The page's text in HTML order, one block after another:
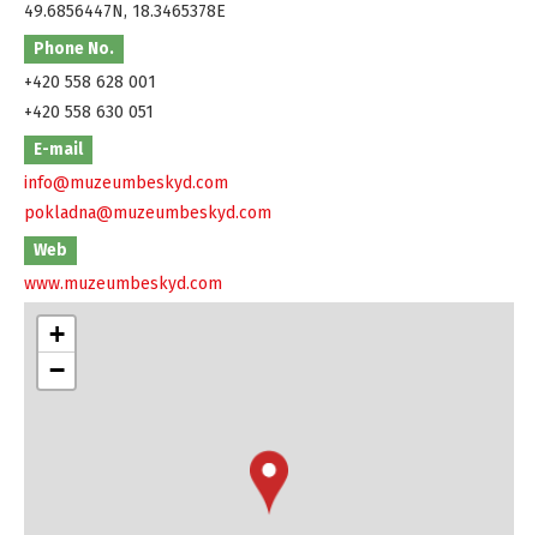
49.6856447N, 18.3465378E
Phone No.
+420 558 628 001
+420 558 630 051
E-mail
info@muzeumbeskyd.com
pokladna@muzeumbeskyd.com
Web
www.muzeumbeskyd.com
+
−